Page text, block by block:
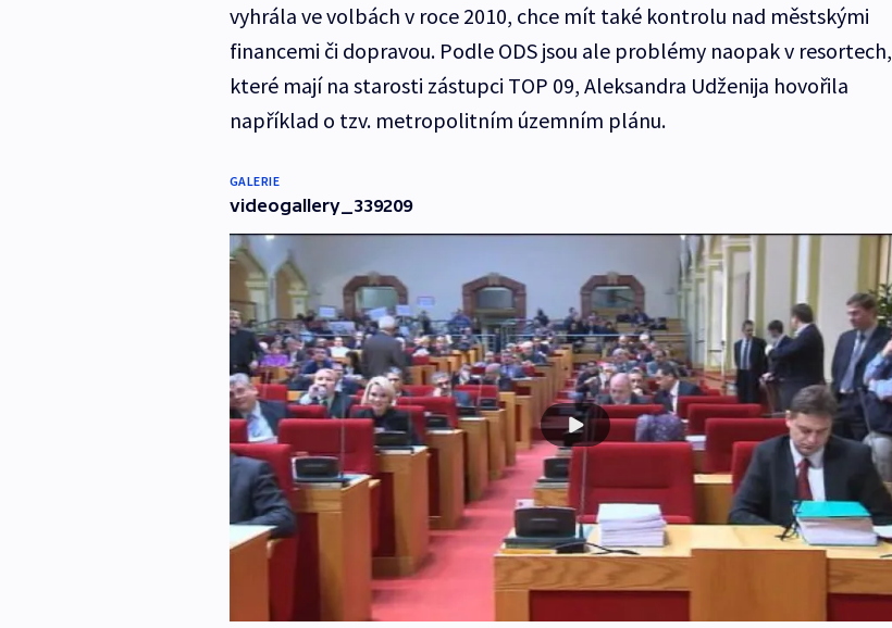
vyhrála ve volbách v roce 2010, chce mít také kontrolu nad městskými
financemi či dopravou. Podle ODS jsou ale problémy naopak v resortech,
které mají na starosti zástupci TOP 09, Aleksandra Udženija hovořila
například o tzv. metropolitním územním plánu.
GALERIE
videogallery_339209